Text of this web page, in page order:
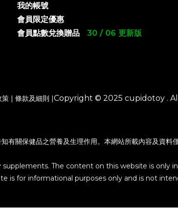
我的帳號
會員限定優惠
會員點數兌換贈品
30 / 06 更新版
策| 條款及細則 |Copyright © 2025 cupidotoy .
有關保健品之營養及生理作用。本網站所載內容及資
The content on this website is
is for informational purposes only and is not